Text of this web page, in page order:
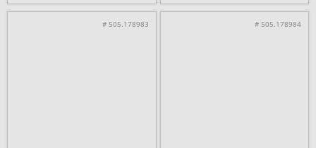
# 505.178983 # 505.178984